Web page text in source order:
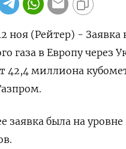
ноя (Рейтер) - Заявка
газа в Европу через
42,4 миллиона
заявка была на